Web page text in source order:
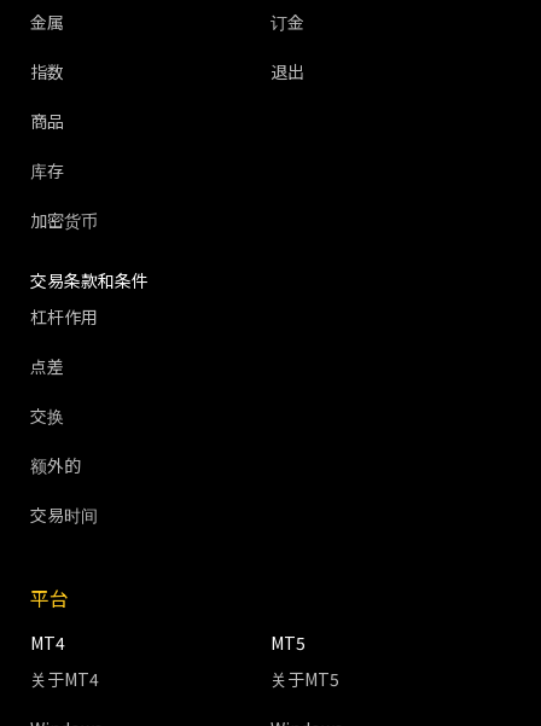
金属
指数
商品
库存
加密货币
订金
退出
交易条款和条件
杠杆作用
点差
交换
额外的
交易时间
平台
MT4
关于MT4
MT5
关于MT5